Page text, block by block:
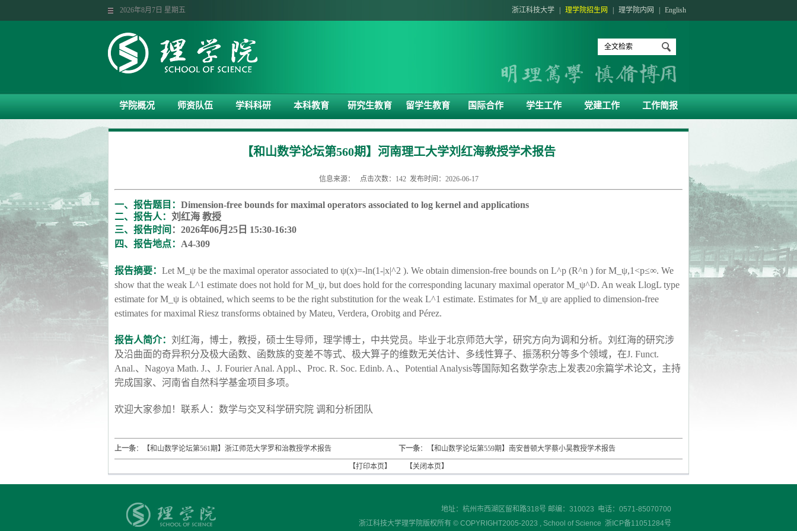
2026年8月7日 星期五 浙江科技大学 理学院招生网 理学院内网 English
学院概况 师资队伍 学科科研 本科教育 研究生教育 留学生教育 国际合作 学生工作 党建工作 工作简报
【和山数学论坛第560期】河南理工大学刘红海教授学术报告
信息来源： 点击次数： 142发布时间：2026-06-17
一、报告题目： Dimension-free bounds for maximal operators associated to log kernel and applications
二、报告人： 刘红海 教授
三、 报告时间 ： 2026年06月 25 日 15:30-16:30
四、 报告地点： A4-309
报告摘要： Let M_ψ be the maximal operator associated to ψ(x)=-ln⁡(1-|x|^2 ). We obtain dimension-free bounds on L^p (R^n ) for M_ψ,1<p≤∞. We
show that the weak L^1 estimate does not hold for M_ψ, but does hold for the corresponding lacunary maximal operator M_ψ^D. An weak LlogL type
estimate for M_ψ is obtained, which seems to be the right substitution for the weak L^1 estimate. Estimates for M_ψ are applied to dimension-free
estimates for maximal Riesz transforms obtained by Mateu, Verdera, Orobitg and Pérez.
报告人简介： 刘红海，博士，教授，硕士生导师，理学博士，中共党员。毕业于北京师范大学，研究方向为调和分析。刘红海的研究涉
及沿曲面的奇异积分及极大函数、函数族的变差不等式、极大算子的维数无关估计、多线性算子、振荡积分等多个领域，在J. Funct.
Anal.、 Nagoya Math. J.、 J. Fourier Anal. Appl.、 Proc. R. Soc. Edinb. A.、 Potential Analysis等国际知名数学杂志上发表20余篇学术论文，主持
完成国家、河南省自然科学基金项目多项。
欢迎大家参加！ 联系人：数学与交叉科学研究院 调和分析团队
上一条： 【和山数学论坛第561期】浙江师范大学罗和治教授学术报告 下一条： 【和山数学论坛第559期】南安普顿大学蔡小昊教授学术报告
【打印本页】 【关闭本页】
地址：杭州市西湖区留和路318号 邮编：310023 电话：0571-85070700
浙江科技大学理学院版权所有 © COPYRIGHT2005-2023 , School of Science 浙ICP备11051284号